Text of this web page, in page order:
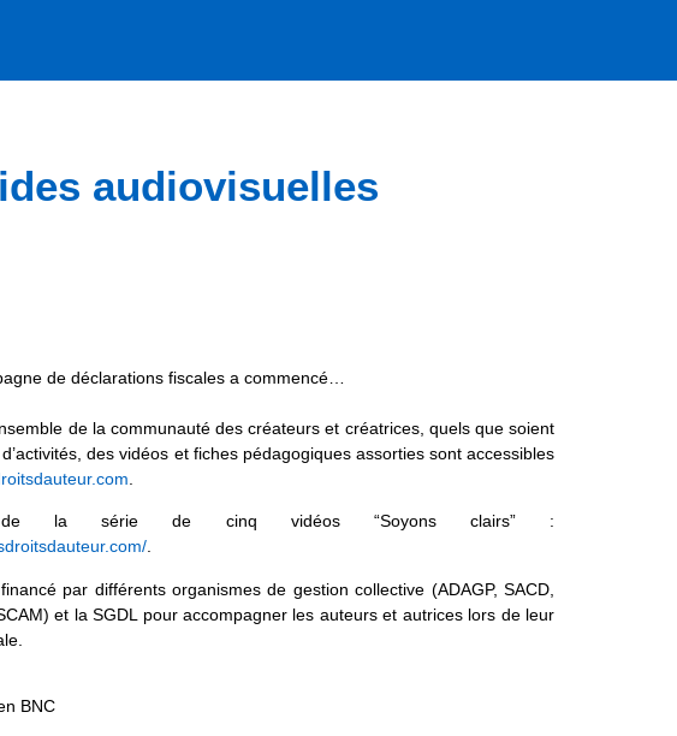
audiovisuelles
de déclarations fiscales a commencé…
de la communauté des créateurs et créatrices, quels que soient
des vidéos et fiches pédagogiques assorties sont accessibles
de la série de cinq vidéos “Soyons clairs” :
.
par différents organismes de gestion collective (ADAGP, SACD,
et la SGDL pour accompagner les auteurs et autrices lors de leur
BNC